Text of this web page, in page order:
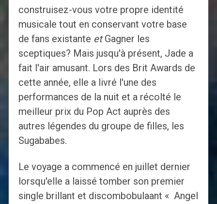
construisez-vous votre propre identité
musicale tout en conservant votre base
de fans existante etGagner les
sceptiques? Mais jusqu'à présent, Jade a
fait l'air amusant. Lors des Brit Awards de
cette année, elle a livré l'une des
performances de la nuit et a récolté le
meilleur prix du Pop Act auprès des
autres légendes du groupe de filles, les
Sugababes.
Le voyage a commencé en juillet dernier
lorsqu'elle a laissé tomber son premier
single brillant et discombobulaant « Angel